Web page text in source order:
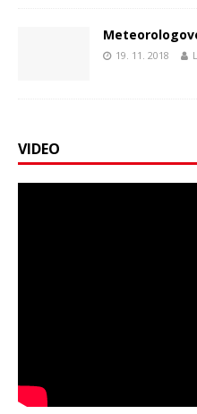
19. 11. 2018
VIDEO